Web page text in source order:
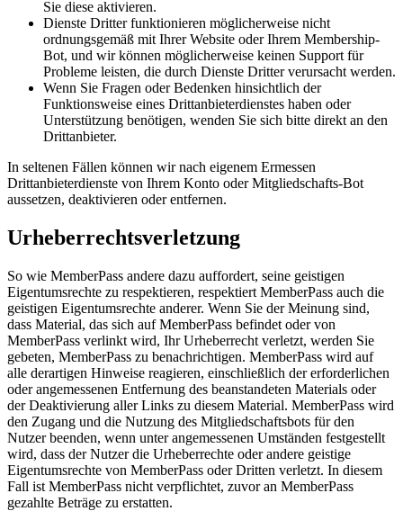
Sie diese aktivieren.
Dienste Dritter funktionieren möglicherweise nicht
ordnungsgemäß mit Ihrer Website oder Ihrem Membership-
Bot, und wir können möglicherweise keinen Support für
Probleme leisten, die durch Dienste Dritter verursacht werden.
Wenn Sie Fragen oder Bedenken hinsichtlich der
Funktionsweise eines Drittanbieterdienstes haben oder
Unterstützung benötigen, wenden Sie sich bitte direkt an den
Drittanbieter.
In seltenen Fällen können wir nach eigenem Ermessen
Drittanbieterdienste von Ihrem Konto oder Mitgliedschafts-Bot
aussetzen, deaktivieren oder entfernen.
Urheberrechtsverletzung
So wie MemberPass andere dazu auffordert, seine geistigen
Eigentumsrechte zu respektieren, respektiert MemberPass auch die
geistigen Eigentumsrechte anderer. Wenn Sie der Meinung sind,
dass Material, das sich auf MemberPass befindet oder von
MemberPass verlinkt wird, Ihr Urheberrecht verletzt, werden Sie
gebeten, MemberPass zu benachrichtigen. MemberPass wird auf
alle derartigen Hinweise reagieren, einschließlich der erforderlichen
oder angemessenen Entfernung des beanstandeten Materials oder
der Deaktivierung aller Links zu diesem Material. MemberPass wird
den Zugang und die Nutzung des Mitgliedschaftsbots für den
Nutzer beenden, wenn unter angemessenen Umständen festgestellt
wird, dass der Nutzer die Urheberrechte oder andere geistige
Eigentumsrechte von MemberPass oder Dritten verletzt. In diesem
Fall ist MemberPass nicht verpflichtet, zuvor an MemberPass
gezahlte Beträge zu erstatten.